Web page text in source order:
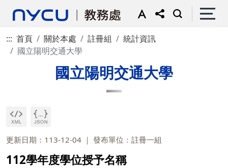
::: 首頁 關於本處 註冊組
統計資訊
國立陽明交通大學
國立陽明交通大學
更新日期：113-12-04 發布單位：註冊一組
112學年度學位授予名稱